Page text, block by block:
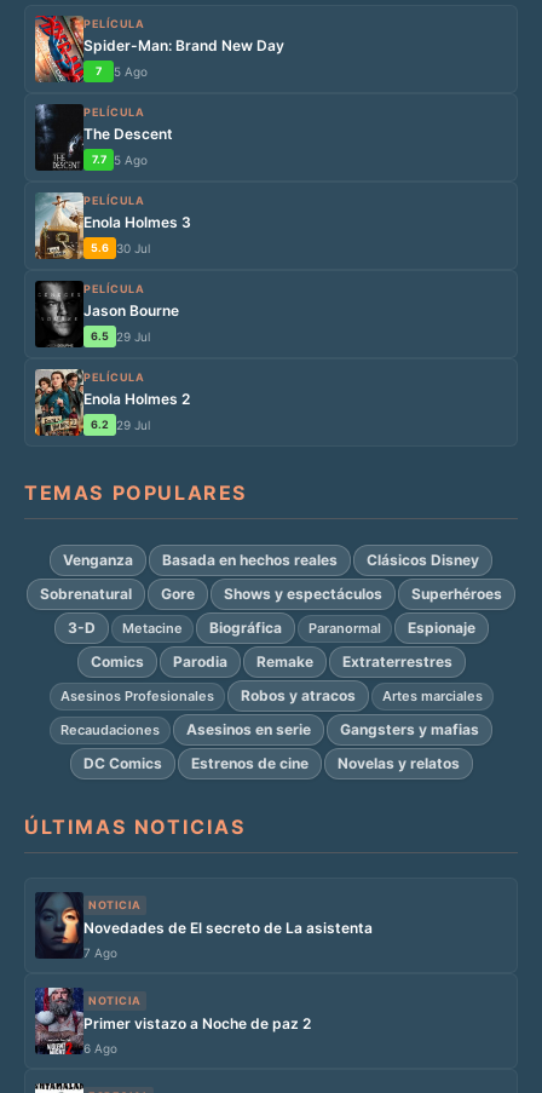
PELÍCULA
Spider-Man: Brand New Day
7 5 Ago
PELÍCULA
The Descent
7.7 5 Ago
PELÍCULA
Enola Holmes 3
5.6 30 Jul
PELÍCULA
Jason Bourne
6.5 29 Jul
PELÍCULA
Enola Holmes 2
6.2 29 Jul
TEMAS POPULARES
Venganza Basada en hechos reales
Clásicos Disney
Sobrenatural
Gore Shows y espectáculos
Superhéroes
3-D
Metacine Biográfica Paranormal
Espionaje
Comics
Parodia Remake Extraterrestres
Asesinos Profesionales Robos y atracos
Artes marciales
Recaudaciones
Asesinos en serie
Gangsters y mafias
DC Comics
Estrenos de cine Novelas y relatos
ÚLTIMAS NOTICIAS
NOTICIA
Novedades de El secreto de La asistenta
7 Ago
NOTICIA
Primer vistazo a Noche de paz 2
6 Ago